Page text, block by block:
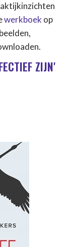
werkboek op
ZIJN'